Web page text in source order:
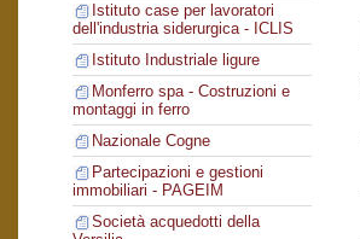
Istituto case per lavoratori
dell'industria siderurgica - ICLIS
Istituto Industriale ligure
Monferro spa - Costruzioni e
montaggi in ferro
Nazionale Cogne
Partecipazioni e gestioni
immobiliari - PAGEIM
Società acquedotti della